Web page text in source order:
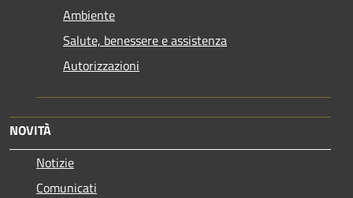
Ambiente
Salute, benessere e assistenza
Autorizzazioni
NOVITÀ
Notizie
Comunicati